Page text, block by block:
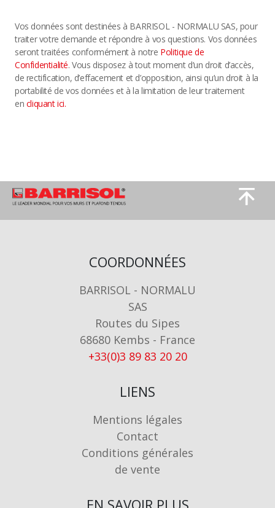
Vos données sont destinées à BARRISOL - NORMALU SAS, pour
traiter votre demande et répondre à vos questions. Vos données
seront traitées conformément à notre Politique de
Confidentialité. Vous disposez à tout moment d’un droit d’accès,
de rectification, d’effacement et d’opposition, ainsi qu’un droit à la
portabilité de vos données et à la limitation de leur traitement
en cliquant ici.
Image Image
COORDONNÉES
BARRISOL - NORMALU
SAS
Routes du Sipes
68680 Kembs - France
+33(0)3 89 83 20 20
LIENS
Mentions légales
Contact
Conditions générales
de vente
EN SAVOIR PLUS